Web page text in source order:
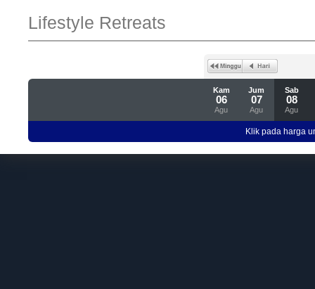
Lifestyle Retreats
Kam
06
Agu
Jum
07
Agu
Sab
08
Agu
Klik pada harga